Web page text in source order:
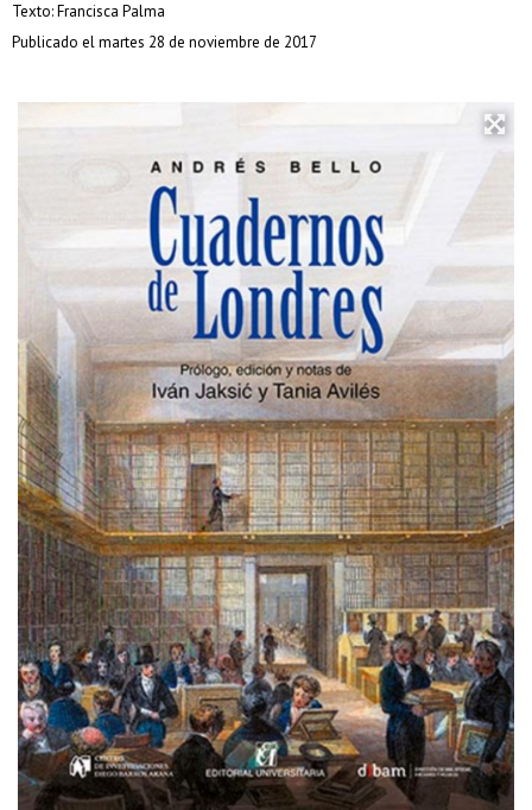
Texto: Francisca Palma
Publicado el martes 28 de noviembre de 2017